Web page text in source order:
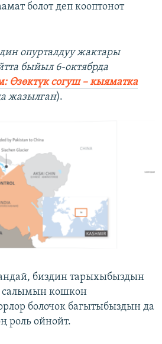
болот деп кооптонот
опурталдуу жактары
быйыл 6-октябрда
Өзөктүк согуш – кыяматка
жазылган).
биздин тарыхыбыздын
кошкон
болочок багытыбыздын да
роль ойнойт.